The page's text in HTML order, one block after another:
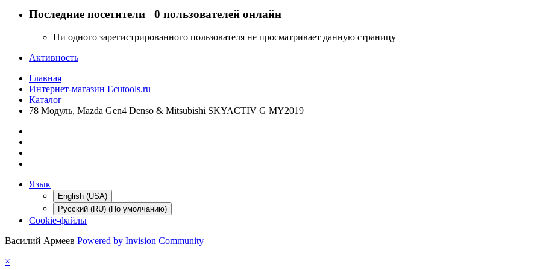
Последние посетители 0 пользователей онлайн
Ни одного зарегистрированного пользователя не просматривает данную страницу
Активность
Главная
Интернет-магазин Ecutools.ru
Каталог
78 Модуль, Mazda Gen4 Denso & Mitsubishi SKYACTIV G MY2019
Язык
English (USA)
Русский (RU) (По умолчанию)
Cookie-файлы
Василий Армеев Powered by Invision Community
×